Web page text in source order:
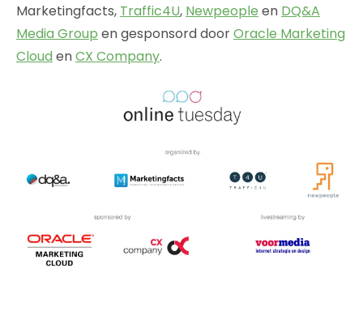
Marketingfacts, Traffic4U, Newpeople en DQ&A
Media Group en gesponsord doorOracle Marketing
Cloud enCX Company.